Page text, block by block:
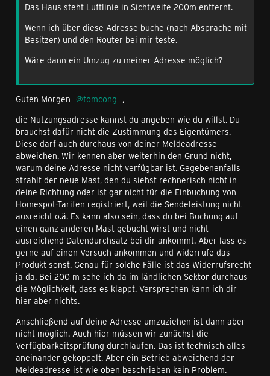
Das Haus steht Luftlinie in Sichtweite 200m entfernt.
Wenn ich über diese Adresse buche (nach Absprache mit
Besitzer) und den Router bei mir teste.
Wäre dann ein Umzug zu meiner Adresse möglich?
Guten Morgen tomcong ,
die Nutzungsadresse kannst du angeben wie du willst. Du
brauchst dafür nicht die Zustimmung des Eigentümers.
Diese darf auch durchaus von deiner Meldeadresse
abweichen. Wir kennen aber weiterhin den Grund nicht,
warum deine Adresse nicht verfügbar ist. Gegebenenfalls
strahlt der neue Mast, den du siehst rechnerisch nicht in
deine Richtung oder ist gar nicht für die Einbuchung von
Homespot-Tarifen registriert, weil die Sendeleistung nicht
ausreicht o.ä. Es kann also sein, dass du bei Buchung auf
einen ganz anderen Mast gebucht wirst und nicht
ausreichend Datendurchsatz bei dir ankommt. Aber lass es
gerne auf einen Versuch ankommen und widerrufe das
Produkt sonst. Genau für solche Fälle ist das Widerrufsrecht
ja da. Bei 200 m sehe ich da im ländlichen Sektor durchaus
die Möglichkeit, dass es klappt. Versprechen kann ich dir
hier aber nichts.
Anschließend auf deine Adresse umzuziehen ist dann aber
nicht möglich. Auch hier müssen wir zunächst die
Verfügbarkeitsprüfung durchlaufen. Das ist technisch alles
aneinander gekoppelt. Aber ein Betrieb abweichend der
Meldeadresse ist wie oben beschrieben kein Problem.